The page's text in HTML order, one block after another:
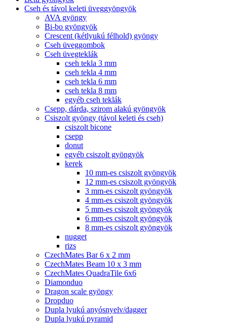
Cseh és távol keleti üveggyöngyök
AVA gyöngy
Bi-bo gyöngyök
Crescent (kétlyukú félhold) gyöngy
Cseh üveggombok
Cseh üvegteklák
cseh tekla 3 mm
cseh tekla 4 mm
cseh tekla 6 mm
cseh tekla 8 mm
egyéb cseh teklák
Csepp, dárda, szirom alakú gyöngyök
Csiszolt gyöngy (távol keleti és cseh)
csiszolt bicone
csepp
donut
egyéb csiszolt gyöngyök
kerek
10 mm-es csiszolt gyöngyök
12 mm-es csiszolt gyöngyök
3 mm-es csiszolt gyöngyök
4 mm-es csiszolt gyöngyök
5 mm-es csiszolt gyöngyök
6 mm-es csiszolt gyöngyök
8 mm-es csiszolt gyöngyök
nugget
rizs
CzechMates Bar 6 x 2 mm
CzechMates Beam 10 x 3 mm
CzechMates QuadraTile 6x6
Diamonduo
Dragon scale gyöngy
Dropduo
Dupla lyukú anyósnyelv/dagger
Dupla lyukú pyramid